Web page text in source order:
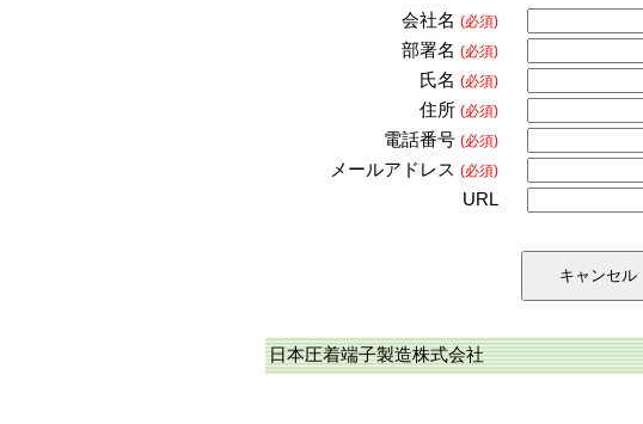
会社名 (必須)
部署名 (必須)
氏名 (必須)
住所 (必須)
電話番号 (必須)
メールアドレス (必須)
URL
日本圧着端子製造株式会社